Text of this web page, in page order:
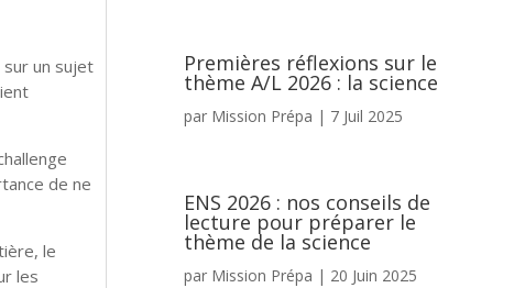
un sujet
de ne
le
les
Premières réflexions sur le
thème A/L 2026 : la science
par Mission Prépa | 7 Juil 2025
ENS 2026 : nos conseils de
lecture pour préparer le
thème de la science
par Mission Prépa | 20 Juin 2025